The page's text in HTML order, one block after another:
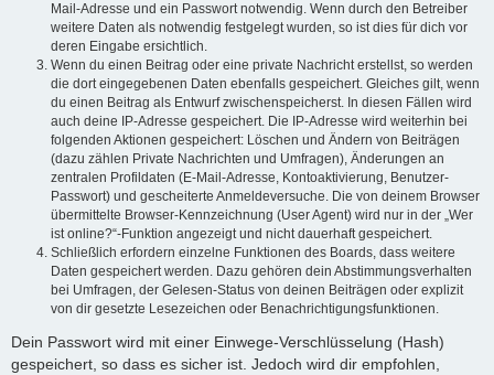
Mail-Adresse und ein Passwort notwendig. Wenn durch den Betreiber
weitere Daten als notwendig festgelegt wurden, so ist dies für dich vor
deren Eingabe ersichtlich.
Wenn du einen Beitrag oder eine private Nachricht erstellst, so werden
die dort eingegebenen Daten ebenfalls gespeichert. Gleiches gilt, wenn
du einen Beitrag als Entwurf zwischenspeicherst. In diesen Fällen wird
auch deine IP-Adresse gespeichert. Die IP-Adresse wird weiterhin bei
folgenden Aktionen gespeichert: Löschen und Ändern von Beiträgen
(dazu zählen Private Nachrichten und Umfragen), Änderungen an
zentralen Profildaten (E-Mail-Adresse, Kontoaktivierung, Benutzer-
Passwort) und gescheiterte Anmeldeversuche. Die von deinem Browser
übermittelte Browser-Kennzeichnung (User Agent) wird nur in der „Wer
ist online?“-Funktion angezeigt und nicht dauerhaft gespeichert.
Schließlich erfordern einzelne Funktionen des Boards, dass weitere
Daten gespeichert werden. Dazu gehören dein Abstimmungsverhalten
bei Umfragen, der Gelesen-Status von deinen Beiträgen oder explizit
von dir gesetzte Lesezeichen oder Benachrichtigungsfunktionen.
Dein Passwort wird mit einer Einwege-Verschlüsselung (Hash)
gespeichert, so dass es sicher ist. Jedoch wird dir empfohlen,